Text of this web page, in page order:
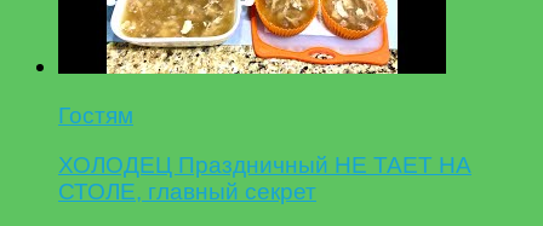
Гостям
ХОЛОДЕЦ Праздничный НЕ ТАЕТ НА
СТОЛЕ, главный секрет